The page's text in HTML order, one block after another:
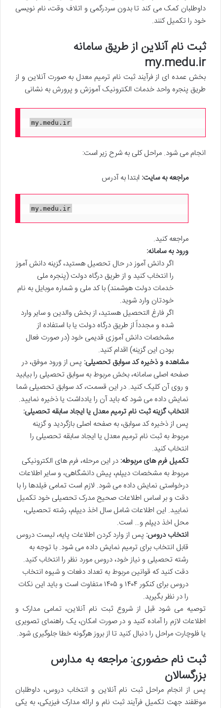
داوطلبان کمک می کند تا بدون سردرگمی و اتلاف وقت، نام نویسی
خود را تکمیل کنند.
ثبت نام آنلاین از طریق سامانه
my.medu.ir
بخش عمده ای از فرآیند ثبت نام ترمیم معدل به صورت آنلاین و از
طریق پنجره واحد خدمات الکترونیک آموزش و پرورش به نشانی
my.medu.ir
انجام می شود. مراحل کلی به شرح زیر است:
مراجعه به سایت: ابتدا به آدرس
my.medu.ir
مراجعه کنید.
ورود به سامانه:
اگر دانش آموز در حال تحصیل هستید، گزینه دانش آموز
را انتخاب کنید و از طریق درگاه دولت (پنجره ملی
خدمات دولت هوشمند) با کد ملی و شماره موبایل به نام
خودتان وارد شوید.
اگر فارغ التحصیل هستید، از بخش والدین و سایر وارد
شده و مجدداً از طریق درگاه دولت یا با استفاده از
مشخصات دانش آموزی قدیمی خود (در صورت فعال
بودن این گزینه) اقدام کنید.
مشاهده و ذخیره کد سوابق تحصیلی: پس از ورود موفق، در
صفحه اصلی سامانه، بخش مربوط به سوابق تحصیلی را بیابید
و روی آن کلیک کنید. در این قسمت، کد سوابق تحصیلی شما
نمایش داده می شود که باید آن را یادداشت یا ذخیره نمایید.
انتخاب گزینه ثبت نام ترمیم معدل یا ایجاد سابقه تحصیلی:
پس از ذخیره کد سوابق، به صفحه اصلی بازگردید و گزینه
مربوط به ثبت نام ترمیم معدل یا ایجاد سابقه تحصیلی را
انتخاب کنید.
تکمیل فرم های مربوطه: در این مرحله، فرم های الکترونیکی
مربوط به مشخصات دیپلم، پیش دانشگاهی، و سایر اطلاعات
درخواستی نمایش داده می شود. لازم است تمامی فیلدها را با
دقت و بر اساس اطلاعات صحیح مدرک تحصیلی خود تکمیل
نمایید. این اطلاعات شامل سال اخذ دیپلم، رشته تحصیلی،
محل اخذ دیپلم و… است.
انتخاب دروس: پس از وارد کردن اطلاعات پایه، لیست دروس
قابل انتخاب برای ترمیم نمایش داده می شود. با توجه به
رشته تحصیلی و نیاز خود، دروس مورد نظر را انتخاب کنید.
دقت کنید که قوانین مربوط به تعداد دفعات و شیوه انتخاب
دروس برای کنکور ۱۴۰۴ و ۱۴۰۵ متفاوت است و باید این نکات
را در نظر بگیرید.
توصیه می شود قبل از شروع ثبت نام آنلاین، تمامی مدارک و
اطلاعات لازم را آماده کنید و در صورت امکان، یک راهنمای تصویری
یا فلوچارت مراحل را دنبال کنید تا از بروز هرگونه خطا جلوگیری شود.
ثبت نام حضوری: مراجعه به مدارس
بزرگسالان
پس از انجام مراحل ثبت نام آنلاین و انتخاب دروس، داوطلبان
موظفند جهت تکمیل فرآیند ثبت نام و ارائه مدارک فیزیکی، به یکی